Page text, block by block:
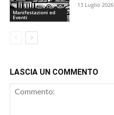
Manifestazioni ed
Eventi
13 Luglio 2026
LASCIA UN COMMENTO